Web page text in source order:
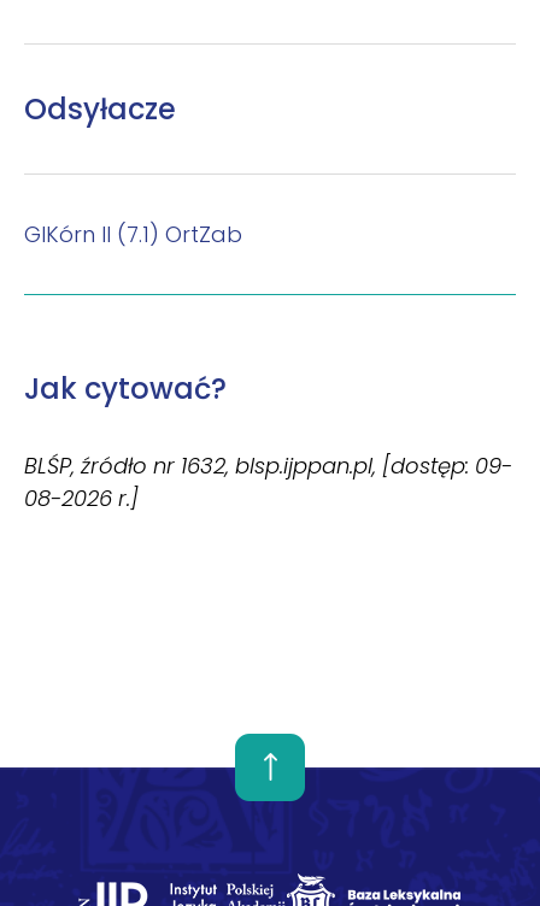
Odsyłacze
GlKórn II (7.1) OrtZab
Jak cytować?
BLŚP, źródło nr 1632, blsp.ijppan.pl, [dostęp: 09-
08-2026 r.]